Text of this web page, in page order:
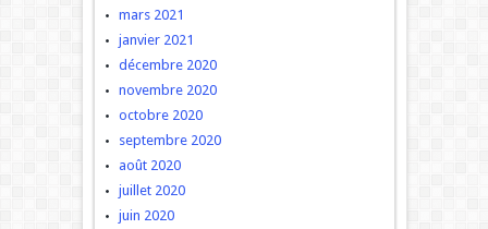
mars 2021
janvier 2021
décembre 2020
novembre 2020
octobre 2020
septembre 2020
août 2020
juillet 2020
juin 2020